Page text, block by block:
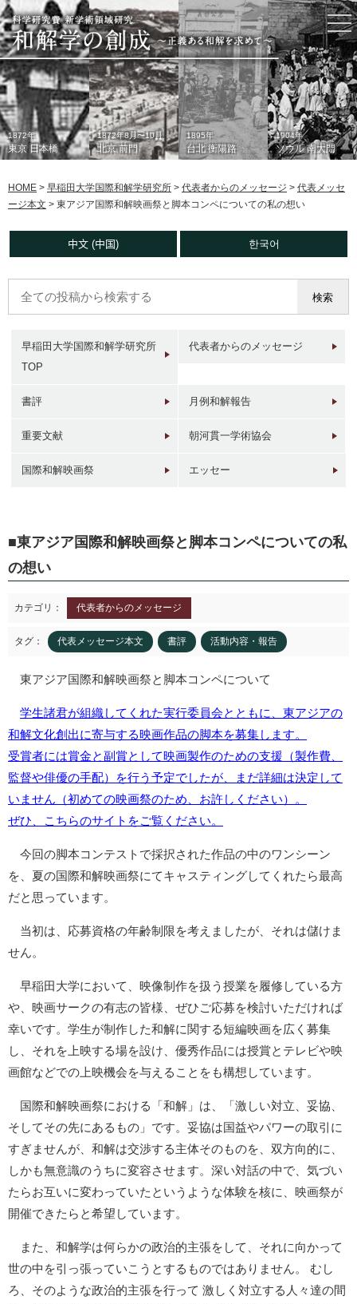
1872年
東京 日本橋
1933年
東京 日本橋
2017年
1872年
東京 日本橋
1872年8月〜10月
北京 前門
現在
1930年代
1872年8月〜10月
北京 前門
1895年
台北 衡陽路
台北 衡陽路
1895年
台北 衡陽路
1904年
ソウル 南大門
ソウル 南大門
1904年
ソウル 南大門
HOME > 早稲田大学国際和解学研究所 > 代表者からのメッセージ > 代表メッセ
ージ本文 > 東アジア国際和解映画祭と脚本コンペについての私の想い
中文 (中国) 한국어
早稲田大学国際和解学研究所
TOP
代表者からのメッセージ
書評 月例和解報告
重要文献 朝河貫一学術協会
国際和解映画祭 エッセー
東アジア国際和解映画祭と脚本コンペについての私
の想い
カテゴリ： 代表者からのメッセージ
タグ： 代表メッセージ本文 書評 活動内容・報告
東アジア国際和解映画祭と脚本コンペについて
学生諸君が組織してくれた実行委員会とともに、東アジアの
和解文化創出に寄与する映画作品の脚本を募集します。
受賞者には賞金と副賞として映画製作のための支援（製作費、
監督や俳優の手配）を行う予定でしたが、まだ詳細は決定して
いません（初めての映画祭のため、お許しください）。
ぜひ、こちらのサイトをご覧ください。
今回の脚本コンテストで採択された作品の中のワンシーン
を、夏の国際和解映画祭にてキャスティングしてくれたら最高
だと思っています。
当初は、応募資格の年齢制限を考えましたが、それは儲けま
せん。
早稲田大学において、映像制作を扱う授業を履修している方
や、映画サークの有志の皆様、ぜひご応募を検討いただければ
幸いです。学生が制作した和解に関する短編映画を広く募集
し、それを上映する場を設け、優秀作品には授賞とテレビや映
画館などでの上映機会を与えることをも構想しています。
国際和解映画祭における「和解」は、「激しい対立、妥協、
そしてその先にあるもの」です。妥協は国益やパワーの取引に
すぎませんが、和解は交渉する主体そのものを、双方向的に、
しかも無意識のうちに変容させます。深い対話の中で、気づい
たらお互いに変わっていたというような体験を核に、映画祭が
開催できたらと希望しています。
また、和解学は何らかの政治的主張をして、それに向かって
世の中を引っ張っていこうとするものではありません。 むし
ろ、そのような政治的主張を行って 激しく対立する人々達の間